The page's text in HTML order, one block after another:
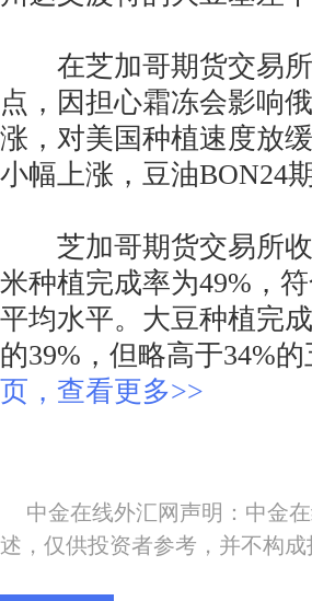
在芝加哥期货交易所
点，因担心霜冻会影响
涨，对美国种植速度放
小幅上涨，豆油BON24
芝加哥期货交易所收
米种植完成率为49%，
平均水平。大豆种植完
的39%，但略高于34%
页，查看更多>>
中金在线外汇网声明：中金
述，仅供投资者参考，并不构